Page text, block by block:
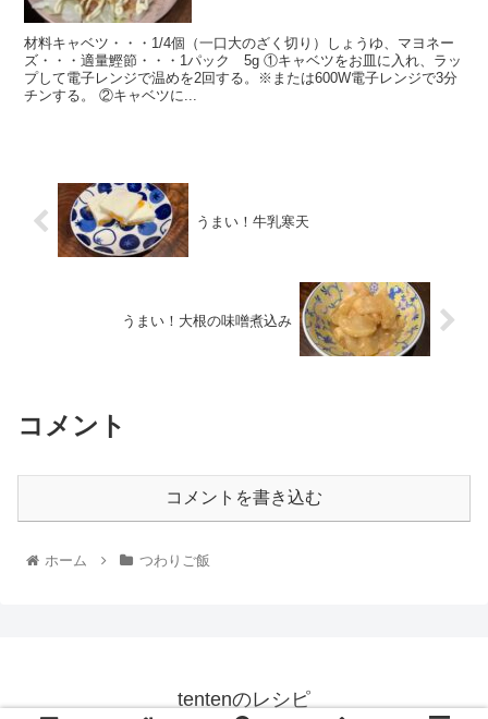
材料キャベツ・・・1/4個（一口大のざく切り）しょうゆ、マヨネー
ズ・・・適量鰹節・・・1パック 5g ①キャベツをお皿に入れ、ラッ
プして電子レンジで温めを2回する。※または600W電子レンジで3分
チンする。 ②キャベツに...
うまい！牛乳寒天
うまい！大根の味噌煮込み
コメント
コメントを書き込む
ホーム つわりご飯
tentenのレシピ